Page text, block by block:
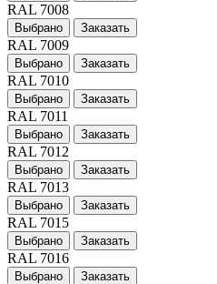
RAL 7008
Выбрано Заказать
RAL 7009
Выбрано Заказать
RAL 7010
Выбрано Заказать
RAL 7011
Выбрано Заказать
RAL 7012
Выбрано Заказать
RAL 7013
Выбрано Заказать
RAL 7015
Выбрано Заказать
RAL 7016
Выбрано Заказать